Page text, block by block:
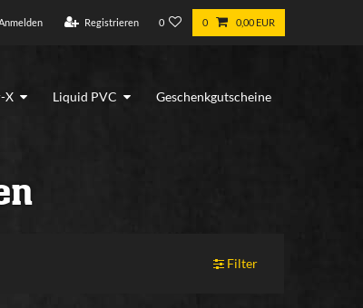
Registrieren 0 0 0,00 EUR
X Liquid PVC Geschenkgutscheine
Filter